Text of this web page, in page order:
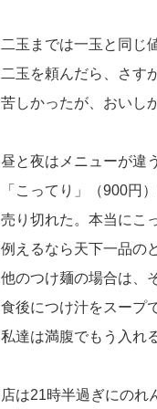
二玉までは一玉と同じ
二玉を頼んだら、さす
苦しかったが、おいし
昼と夜はメニューが違
「こってり」（900円
売り切れた。本当にこ
例えるなら天下一品の
他のつけ麺の場合は、
食後につけ汁をスープ
私達は満腹でもう入れ
店は21時半過ぎにのれ